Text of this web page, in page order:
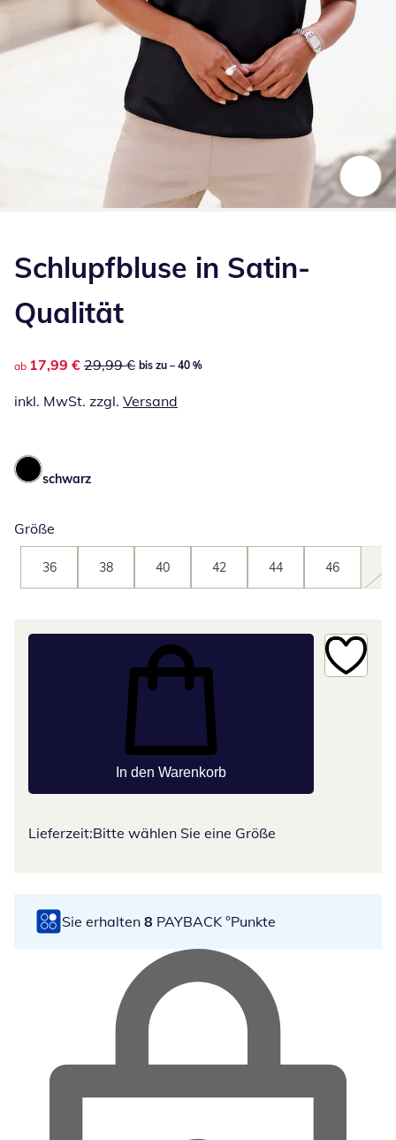
Schlupfbluse in Satin-
Qualität
reduzierter Preis 17,99 €, vorheriger Preis: 29,99 €
ab 17,99 € 29,99 € bis zu – 40 %
inkl. MwSt. zzgl. Versand
schwarz
Größe
36 38 40 42 44 46
In den Warenkorb
Lieferzeit:Bitte wählen Sie eine Größe
Sie erhalten 8 PAYBACK °Punkte